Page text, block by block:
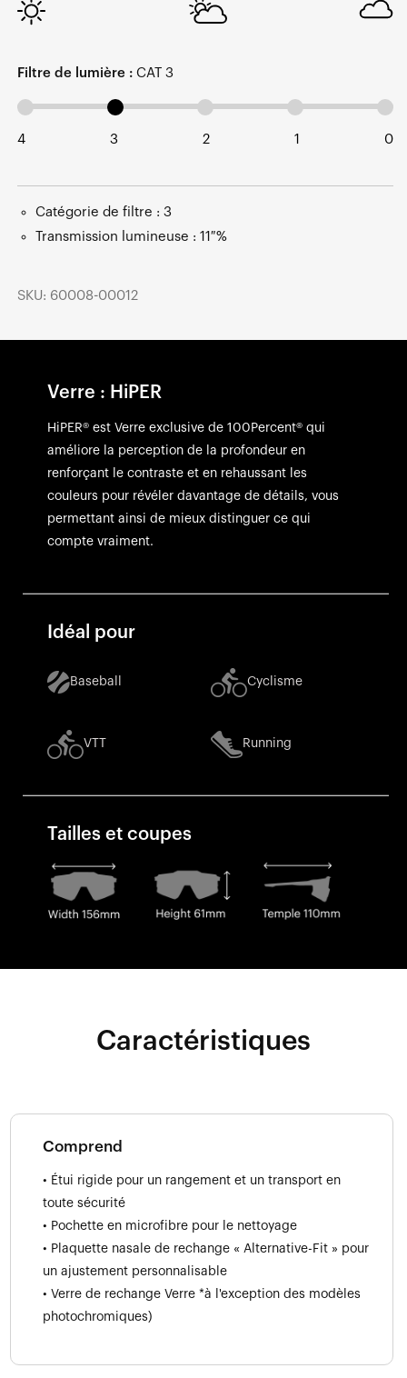
Filtre de lumière : CAT 3
4 3 2 1 0
Catégorie de filtre : 3
Transmission lumineuse : 11 %
SKU: 60008-00012
Verre : HiPER
HiPER® est Verre exclusive de 100Percent® qui
améliore la perception de la profondeur en
renforçant le contraste et en rehaussant les
couleurs pour révéler davantage de détails, vous
permettant ainsi de mieux distinguer ce qui
compte vraiment.
Idéal pour
Baseball Cyclisme
VTT Running
Tailles et coupes
Caractéristiques
Comprend
• Étui rigide pour un rangement et un transport en
toute sécurité
• Pochette en microfibre pour le nettoyage
• Plaquette nasale de rechange « Alternative-Fit » pour
un ajustement personnalisable
• Verre de rechange Verre *à l'exception des modèles
photochromiques)